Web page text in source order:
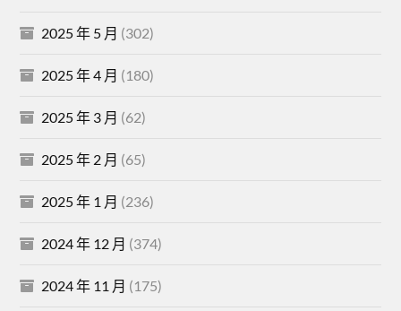
2025 年 5 月 (302)
2025 年 4 月 (180)
2025 年 3 月 (62)
2025 年 2 月 (65)
2025 年 1 月 (236)
2024 年 12 月 (374)
2024 年 11 月 (175)